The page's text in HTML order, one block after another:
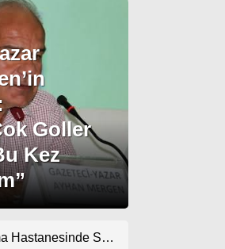
Gündem
Goller
Kez
Hastanesinde Son